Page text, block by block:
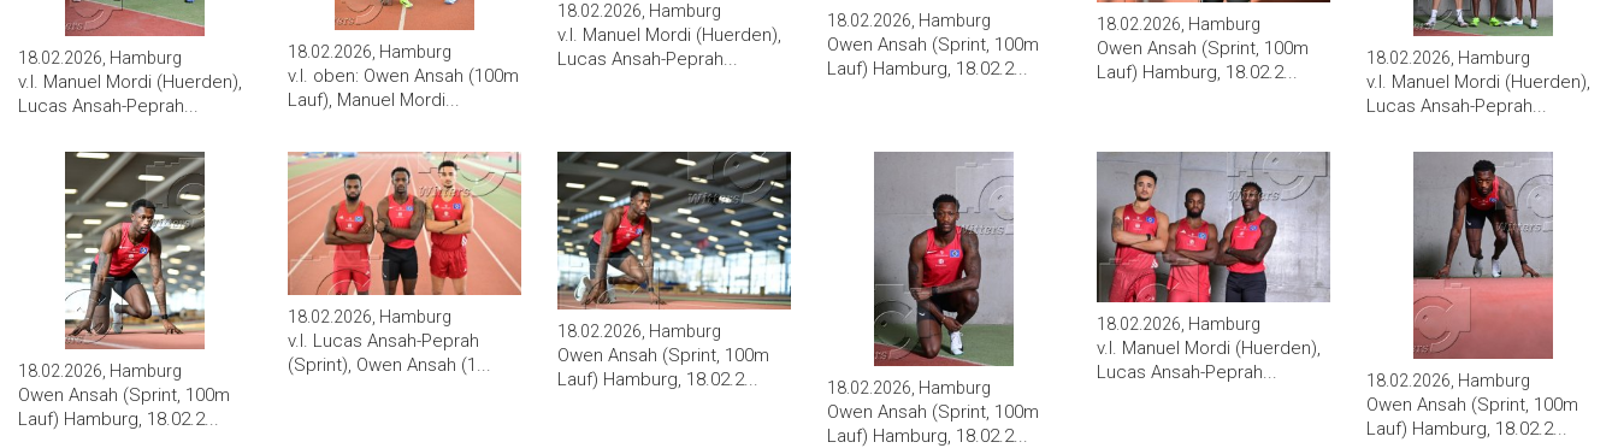
18.02.2026, Hamburg
v.l. Manuel Mordi (Huerden),
Lucas Ansah-Peprah...
18.02.2026, Hamburg
v.l. oben: Owen Ansah (100m
Lauf), Manuel Mordi...
18.02.2026, Hamburg
v.l. Manuel Mordi (Huerden),
Lucas Ansah-Peprah...
18.02.2026, Hamburg
Owen Ansah (Sprint, 100m
Lauf) Hamburg, 18.02.2...
18.02.2026, Hamburg
Owen Ansah (Sprint, 100m
Lauf) Hamburg, 18.02.2...
18.02.2026, Hamburg
v.l. Manuel Mordi (Huerden),
Lucas Ansah-Peprah...
18.02.2026, Hamburg
Owen Ansah (Sprint, 100m
Lauf) Hamburg, 18.02.2...
18.02.2026, Hamburg
v.l. Lucas Ansah-Peprah
(Sprint), Owen Ansah (1...
18.02.2026, Hamburg
Owen Ansah (Sprint, 100m
Lauf) Hamburg, 18.02.2...
18.02.2026, Hamburg
Owen Ansah (Sprint, 100m
Lauf) Hamburg, 18.02.2...
18.02.2026, Hamburg
v.l. Manuel Mordi (Huerden),
Lucas Ansah-Peprah...
18.02.2026, Hamburg
Owen Ansah (Sprint, 100m
Lauf) Hamburg, 18.02.2...